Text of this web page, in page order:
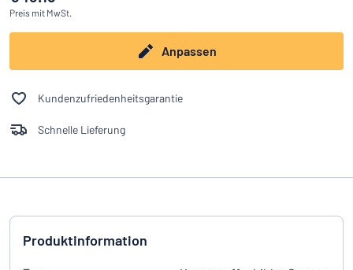
Preis mit MwSt.
Anpassen
Kundenzufriedenheitsgarantie
Schnelle Lieferung
Produktinformation